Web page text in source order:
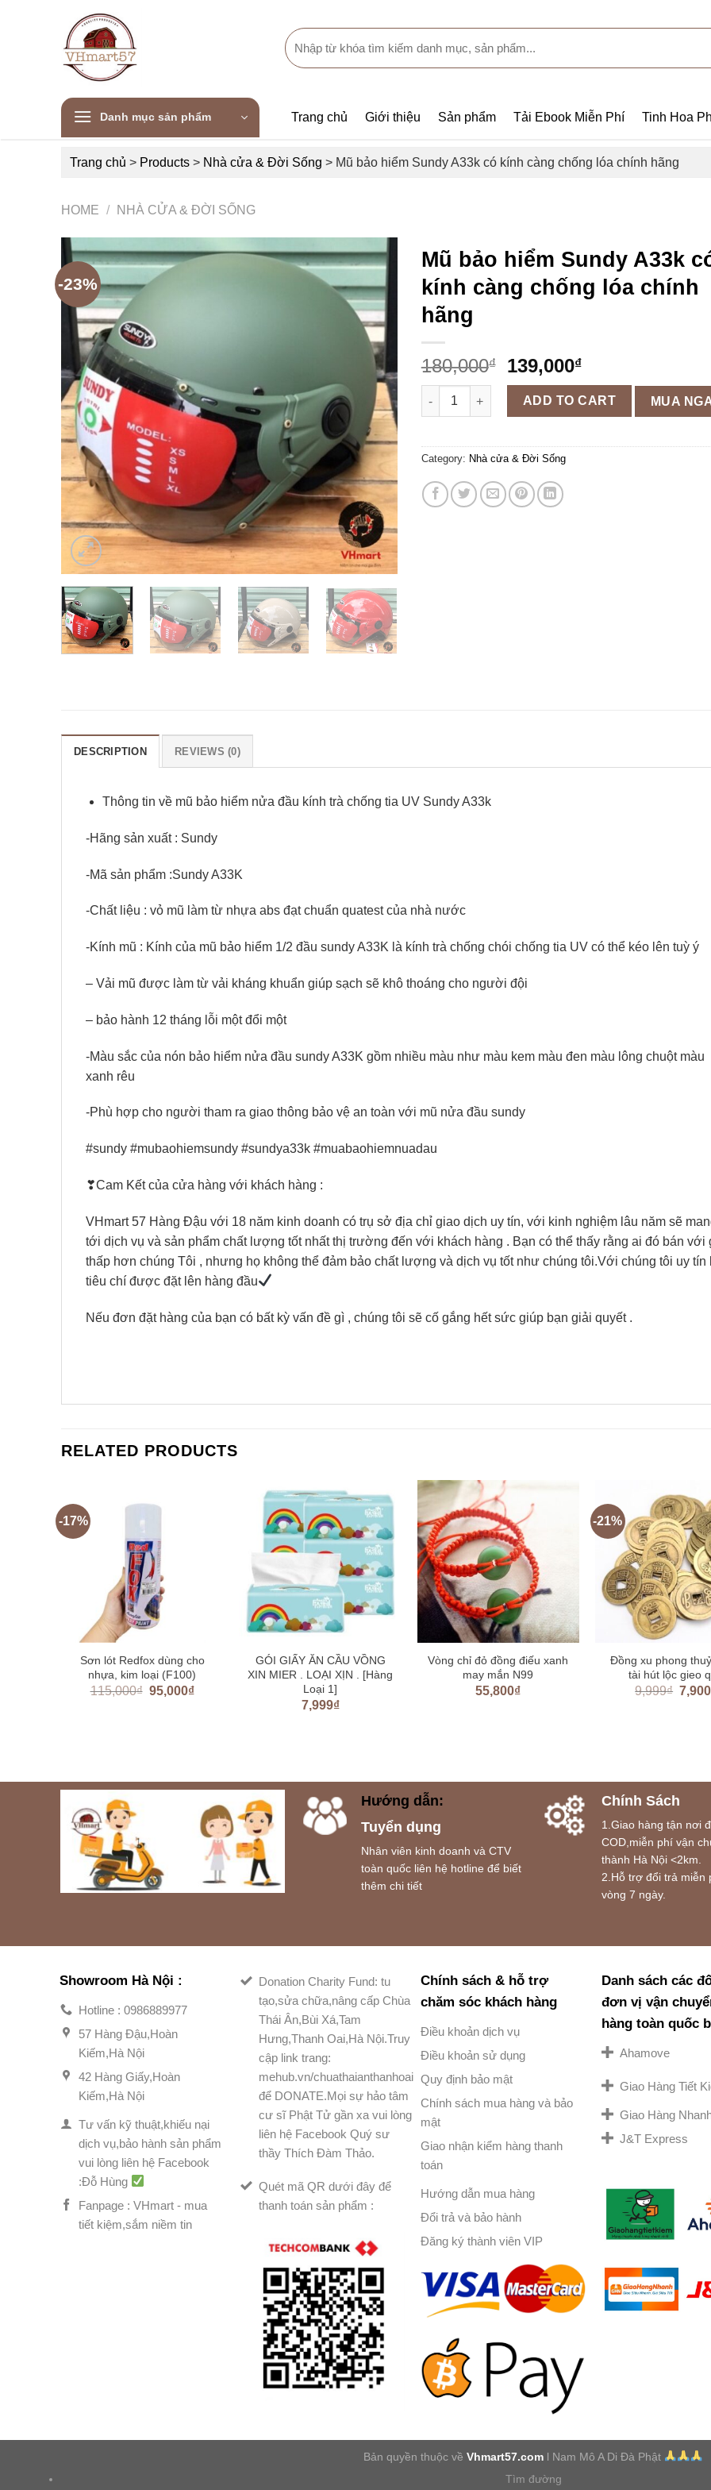
Search
for:
Danh mục sản phẩm Trang chủ Giới thiệu Sản phẩm Tải Ebook Miễn Phí Tinh Hoa
Trang chủ > Products > Nhà cửa & Đời Sống > Mũ bảo hiểm Sundy A33k có kính càng chống lóa chính hãng
HOME / NHÀ CỬA & ĐỜI SỐNG
-23%
Mũ bảo hiểm Sundy A33k
kính càng chống lóa chính
hãng
180,000₫ 139,000₫
Mũ bảo hiểm Sundy A33k có kính càng chống lóa
ADD TO CART MUA
Category: Nhà cửa & Đời Sống
DESCRIPTION REVIEWS (0)
Thông tin về mũ bảo hiểm nửa đầu kính trà chống tia UV Sundy A33k
-Hãng sản xuất : Sundy
-Mã sản phẩm :Sundy A33K
-Chất liệu : vỏ mũ làm từ nhựa abs đạt chuẩn quatest của nhà nước
-Kính mũ : Kính của mũ bảo hiểm 1/2 đầu sundy A33K là kính trà chống chói chống tia UV có thể kéo lên tuỳ ý
– Vải mũ được làm từ vải kháng khuẩn giúp sạch sẽ khô thoáng cho người đội
– bảo hành 12 tháng lỗi một đổi một
-Màu sắc của nón bảo hiểm nửa đầu sundy A33K gồm nhiều màu như màu kem màu đen màu lông chuột màu
xanh rêu
-Phù hợp cho người tham ra giao thông bảo vệ an toàn với mũ nửa đầu sundy
#sundy #mubaohiemsundy #sundya33k #muabaohiemnuadau
❣Cam Kết của cửa hàng với khách hàng :
VHmart 57 Hàng Đậu với 18 năm kinh doanh có trụ sở địa chỉ giao dịch uy tín, với kinh nghiệm lâu năm sẽ
tới dịch vụ và sản phẩm chất lượng tốt nhất thị trường đến với khách hàng . Bạn có thể thấy rằng ai đó bán với
thấp hơn chúng Tôi , nhưng họ không thể đảm bảo chất lượng và dịch vụ tốt như chúng tôi.Với chúng tôi uy tín
tiêu chí được đặt lên hàng đầu
Nếu đơn đặt hàng của bạn có bất kỳ vấn đề gì , chúng tôi sẽ cố gắng hết sức giúp bạn giải quyết .
RELATED PRODUCTS
-17%
Sơn lót Redfox dùng cho
nhựa, kim loại (F100)
115,000₫ 95,000₫
GÓI GIẤY ĂN CẦU VỒNG
XIN MIER . LOẠI XỊN . [Hàng
Loại 1]
7,999₫
Vòng chỉ đỏ đồng điếu xanh
may mắn N99
55,800₫
-21%
Đồng xu phong
tài hút lộc gieo
9,999₫ 7,900
Hướng dẫn:
Tuyển dụng
Nhân viên kinh doanh và CTV
toàn quốc liên hệ hotline để biết
thêm chi tiết
Chính Sách
1.Giao hàng tận nơi
COD,miễn phí vận
thành Hà Nội <2km.
2.Hỗ trợ đổi trả miễn
vòng 7 ngày.
Showroom Hà Nội :
Hotline : 0986889977
57 Hàng Đậu,Hoàn
Kiếm,Hà Nội
42 Hàng Giấy,Hoàn
Kiếm,Hà Nội
Tư vấn kỹ thuật,khiếu nại
dịch vụ,bảo hành sản phẩm
vui lòng liên hệ Facebook
:Đỗ Hùng
Fanpage : VHmart - mua
tiết kiệm,sắm niềm tin
Donation Charity Fund: tu
tạo,sửa chữa,nâng cấp Chùa
Thái Ân,Bùi Xá,Tam
Hưng,Thanh Oai,Hà Nội.Truy
cập link trang:
mehub.vn/chuathaianthanhoai
để DONATE.Mọi sự hảo tâm
cư sĩ Phật Tử gần xa vui lòng
liên hệ Facebook Quý sư
thầy Thích Đàm Thảo.
Quét mã QR dưới đây để
thanh toán sản phẩm :
Chính sách & hỗ trợ
chăm sóc khách hàng
Điều khoản dịch vụ
Điều khoản sử dụng
Quy định bảo mật
Chính sách mua hàng và bảo
mật
Giao nhận kiểm hàng thanh
toán
Hướng dẫn mua hàng
Đổi trả và bảo hành
Đăng ký thành viên VIP
Danh sách các
đơn vị vận
hàng toàn quốc
Ahamove
Giao Hàng Tiết
Giao Hàng
J&T Express
Bản quyền thuộc về Vhmart57.com l Nam Mô A Di Đà Phật
Tìm đường